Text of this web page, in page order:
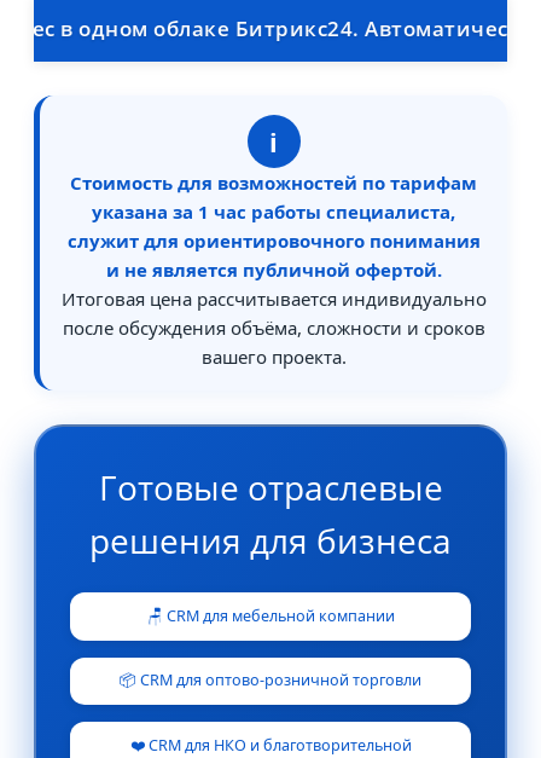
облаке Битрикс24.
i
Стоимость для возможностей по тарифам
указана за 1 час работы специалиста,
служит для ориентировочного понимания
и не является публичной офертой.
Итоговая цена рассчитывается индивидуально
после обсуждения объёма, сложности и сроков
вашего проекта.
Готовые отраслевые
решения для бизнеса
🪑 CRM для мебельной компании
📦 CRM для оптово-розничной торговли
❤️ CRM для НКО и благотворительной